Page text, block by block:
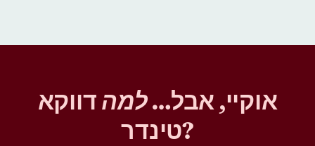
אוקיי, אבל…למהדווקא
טינדר?